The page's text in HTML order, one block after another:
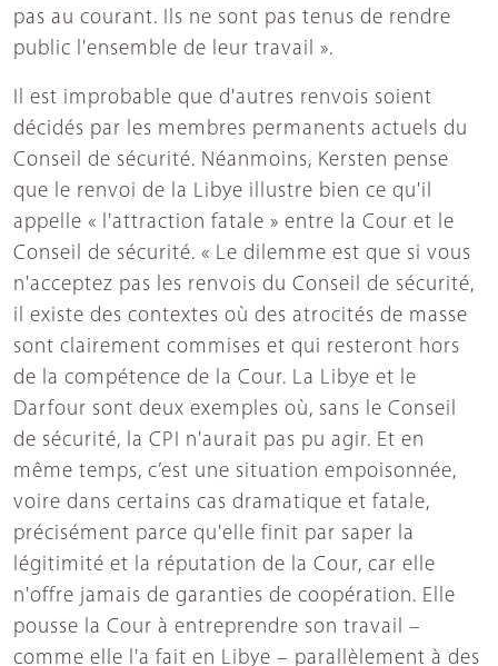
pas au courant. Ils ne sont pas tenus de rendre
public l'ensemble de leur travail ».
Il est improbable que d'autres renvois soient
décidés par les membres permanents actuels du
Conseil de sécurité. Néanmoins, Kersten pense
que le renvoi de la Libye illustre bien ce qu'il
appelle « l'attraction fatale » entre la Cour et le
Conseil de sécurité. « Le dilemme est que si vous
n'acceptez pas les renvois du Conseil de sécurité,
il existe des contextes où des atrocités de masse
sont clairement commises et qui resteront hors
de la compétence de la Cour. La Libye et le
Darfour sont deux exemples où, sans le Conseil
de sécurité, la CPI n'aurait pas pu agir. Et en
même temps, c’est une situation empoisonnée,
voire dans certains cas dramatique et fatale,
précisément parce qu'elle finit par saper la
légitimité et la réputation de la Cour, car elle
n'offre jamais de garanties de coopération. Elle
pousse la Cour à entreprendre son travail –
comme elle l'a fait en Libye – parallèlement à des